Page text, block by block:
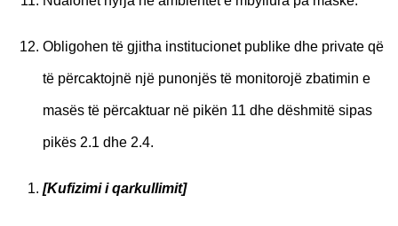
Obligohen të gjitha institucionet publike dhe private që
të përcaktojnë një punonjës të monitorojë zbatimin e
masës të përcaktuar në pikën 11 dhe dëshmitë sipas
pikës 2.1 dhe 2.4.
[Kufizimi i qarkullimit]